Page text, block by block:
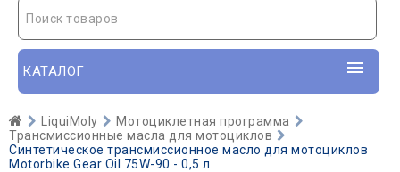
Поиск товаров
КАТАЛОГ
LiquiMoly
Мотоциклетная программа
Трансмиссионные масла для мотоциклов
Синтетическое трансмиссионное масло для мотоциклов
Motorbike Gear Oil 75W-90 - 0,5 л